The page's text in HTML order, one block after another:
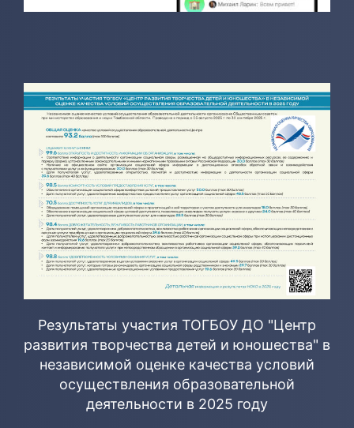
Результаты участия ТОГБОУ ДО "Центр
развития творчества детей и юношества" в
независимой оценке качества условий
осуществления образовательной
деятельности в 2025 году